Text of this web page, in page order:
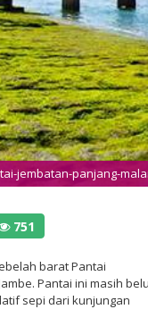
jembatan-panjang-
751
barat Pantai
Pantai ini masih
sepi dari kunjungan